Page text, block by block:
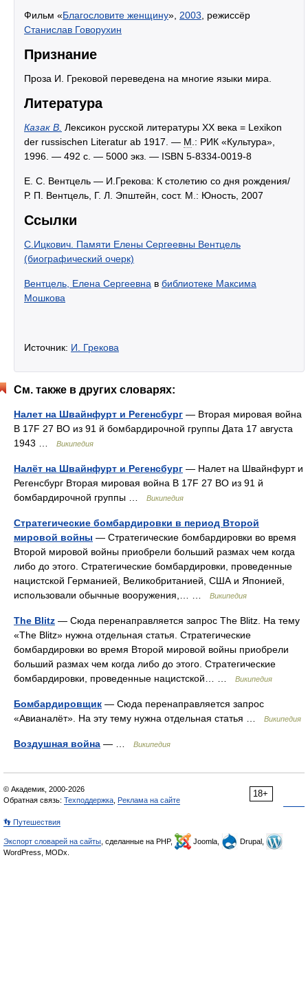
Фильм «Благословите женщину», 2003 , режиссёр
Станислав Говорухин
Признание
Проза И. Грековой переведена на многие языки мира.
Литература
Казак В. Лексикон русской литературы XX века = Lexikon
der russischen Literatur ab 1917. — М .: РИК «Культура»,
1996. — 492 с. — 5000 экз. — ISBN 5-8334-0019-8
Е. С. Вентцель — И.Грекова: К столетию со дня рождения/
Р. П. Вентцель, Г. Л. Эпштейн, сост. М.: Юность, 2007
Ссылки
C.Ицкович. Памяти Елены Сергеевны Вентцель
(биографический очерк)
Вентцель, Елена Сергеевна в библиотеке Максима
Мошкова
Источник: И. Грекова
См. также в других словарях:
Налет на Швайнфурт и Регенсбург — Вторая мировая война
B 17F 27 BO из 91 й бомбардирочной группы Дата 17 августа
1943 …
Википедия
Налёт на Швайнфурт и Регенсбург — Налет на Швайнфурт и
Регенсбург Вторая мировая война B 17F 27 BO из 91 й
бомбардирочной группы …
Википедия
Стратегические бомбардировки в период Второй
мировой войны — Стратегические бомбардировки во время
Второй мировой войны приобрели больший размах чем когда
либо до этого. Стратегические бомбардировки, проведенные
нацистской Германией, Великобританией, США и Японией,
использовали обычные вооружения,… …
Википедия
The Blitz — Сюда перенаправляется запрос The Blitz. На тему
«The Blitz» нужна отдельная статья. Стратегические
бомбардировки во время Второй мировой войны приобрели
больший размах чем когда либо до этого. Стратегические
бомбардировки, проведенные нацистской… …
Википедия
Бомбардировщик — Сюда перенаправляется запрос
«Авианалёт». На эту тему нужна отдельная статья …
Википедия
Воздушная война — … Википедия
18+
© Академик, 2000-2026
Обратная связь: Техподдержка Реклама на сайте
👣 Путешествия
Экспорт словарей на сайты , сделанные на PHP, Joomla,
Drupal,
WordPress, MODx.